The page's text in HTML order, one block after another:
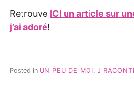
Retrouve ICI un article sur
j’ai adoré!
Posted in UN PEU DE MOI,